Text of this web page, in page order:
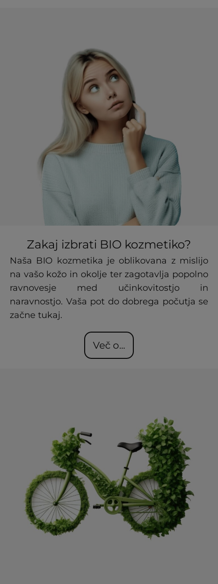
Zakaj izbrati BIO kozmetiko?
Naša BIO kozmetika je oblikovana z mislijo
na vašo kožo in okolje ter zagotavlja popolno
ravnovesje med učinkovitostjo in
naravnostjo. Vaša pot do dobrega počutja se
začne tukaj.
Več o...